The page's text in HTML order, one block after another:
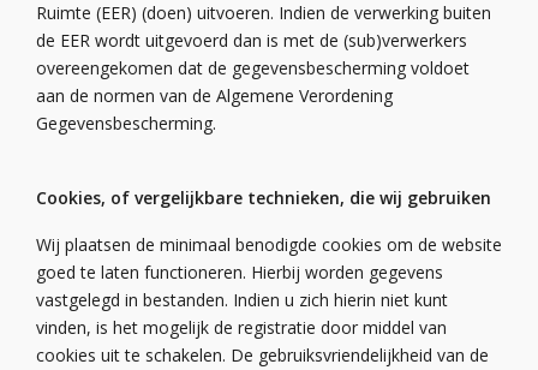
Ruimte (EER) (doen) uitvoeren. Indien de verwerking buiten
de EER wordt uitgevoerd dan is met de (sub)verwerkers
overeengekomen dat de gegevensbescherming voldoet
aan de normen van de Algemene Verordening
Gegevensbescherming.
Cookies, of vergelijkbare technieken, die wij gebruiken
Wij plaatsen de minimaal benodigde cookies om de website
goed te laten functioneren. Hierbij worden gegevens
vastgelegd in bestanden. Indien u zich hierin niet kunt
vinden, is het mogelijk de registratie door middel van
cookies uit te schakelen. De gebruiksvriendelijkheid van de